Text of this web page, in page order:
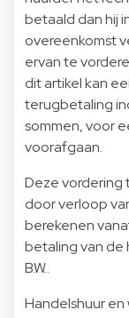
betaald dan hij
overeenkomst
ervan te
dit artikel kan
terugbetaling
sommen, voor
voorafgaan.
Deze vordering
door verloop
berekenen
betaling van de
B.W..
Handelshuur